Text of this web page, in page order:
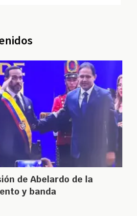
de Abelardo de la
y banda